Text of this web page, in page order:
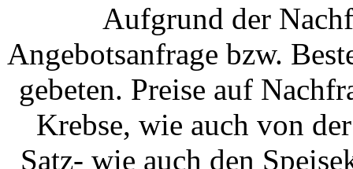
Aufgrund der
Angebotsanfrage bzw.
gebeten. Preise auf
Krebse, wie auch von
Satz- wie auch den